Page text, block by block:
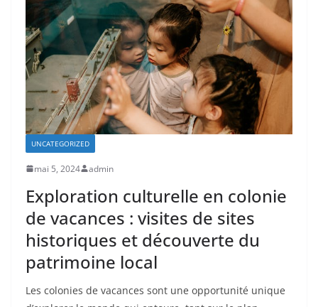
UNCATEGORIZED
mai 5, 2024 admin
Exploration culturelle en colonie
de vacances : visites de sites
historiques et découverte du
patrimoine local
Les colonies de vacances sont une opportunité unique